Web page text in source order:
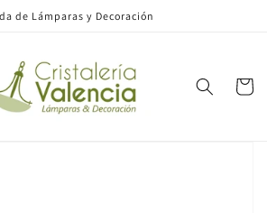
de Lámparas y Decoración
Carrito